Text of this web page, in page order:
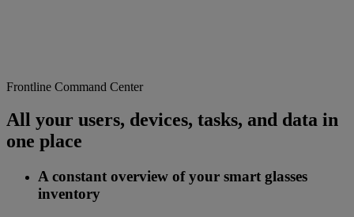
Frontline Command Center
All your users, devices, tasks, and data in
one place
A constant overview of your smart glasses
inventory